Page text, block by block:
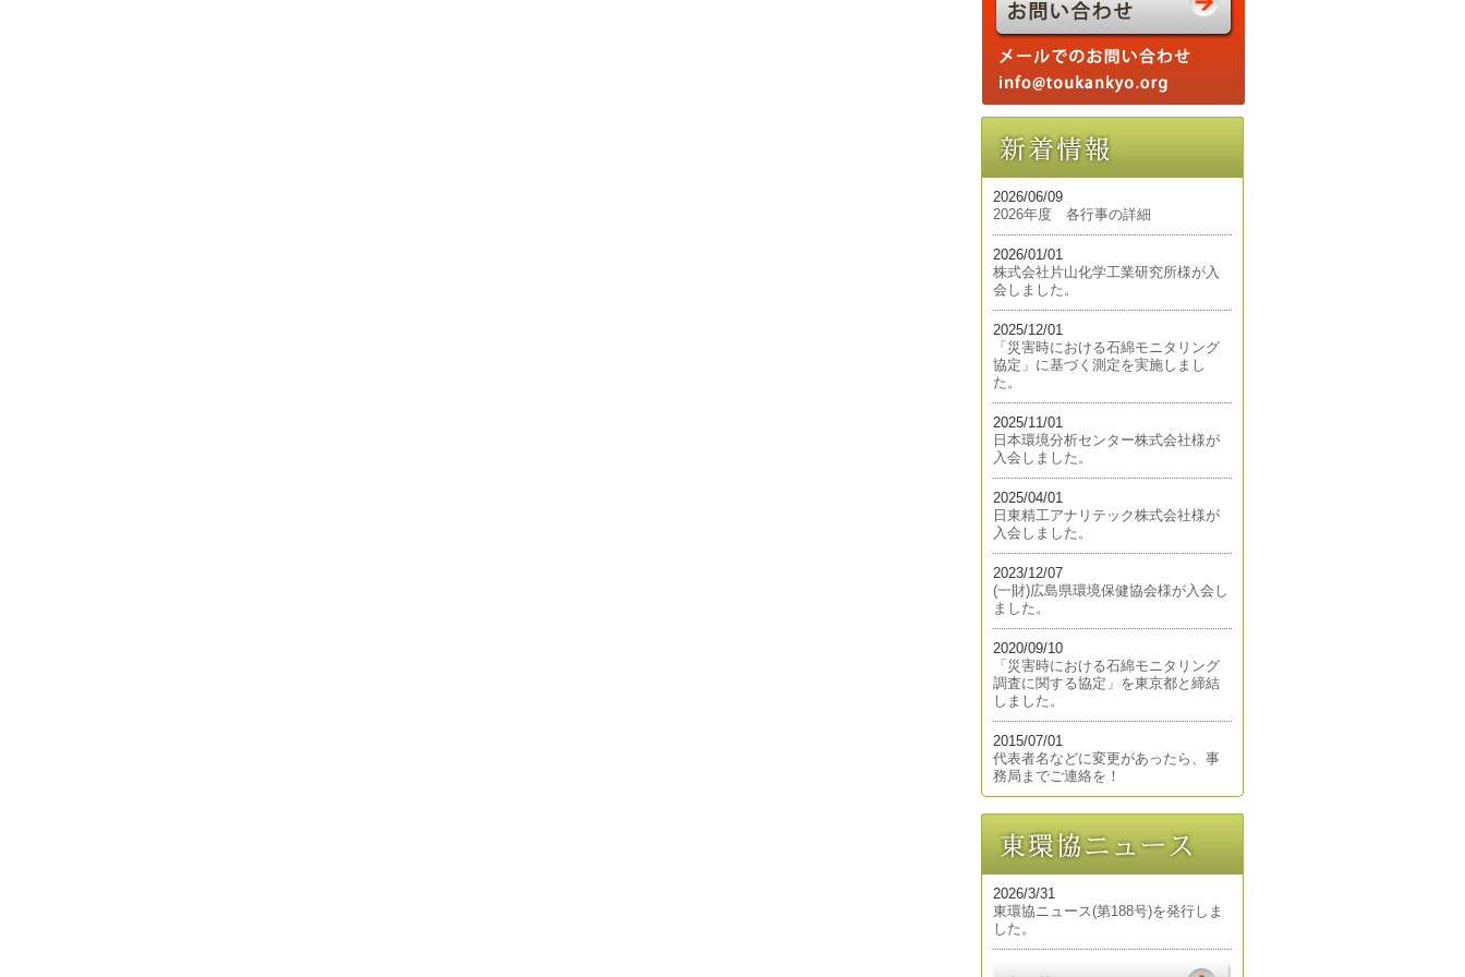
2026/06/09
2026年度 各行事の詳細
2026/01/01
株式会社片山化学工業研究所様が入
会しました。
2025/12/01
「災害時における石綿モニタリング
協定」に基づく測定を実施しまし
た。
2025/11/01
日本環境分析センター株式会社様が
入会しました。
2025/04/01
日東精工アナリテック株式会社様が
入会しました。
2023/12/07
(一財)広島県環境保健協会様が入会し
ました。
2020/09/10
「災害時における石綿モニタリング
調査に関する協定」を東京都と締結
しました。
2015/07/01
代表者名などに変更があったら、事
務局までご連絡を！
2026/3/31
東環協ニュース(第188号)を発行しま
した。